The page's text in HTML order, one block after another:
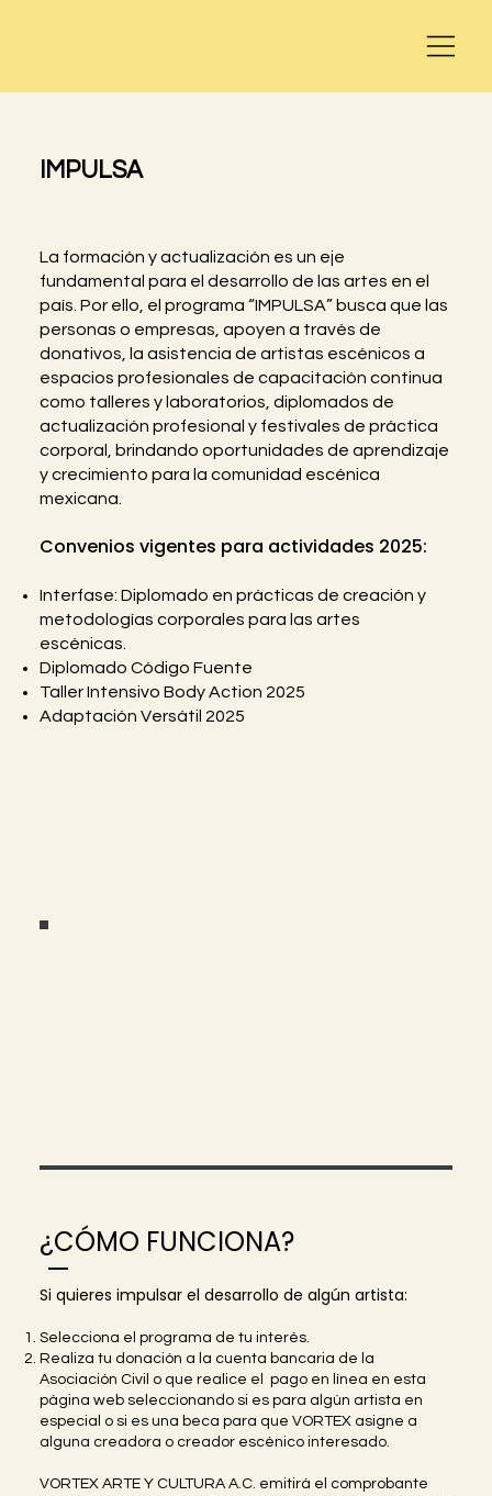
IMPULSA
La formación y actualización es un eje
fundamental para el desarrollo de las artes en el
país. Por ello, el programa “IMPULSA” busca que las
personas o empresas, apoyen a través de
donativos, la asistencia de artistas escénicos a
espacios profesionales de capacitación continua
como talleres y laboratorios, diplomados de
actualización profesional y festivales de práctica
corporal, brindando oportunidades de aprendizaje
y crecimiento para la comunidad escénica
mexicana.
Convenios vigentes para actividades 2025:
Interfase: Diplomado en prácticas de creación y
metodologías corporales para las artes
escénicas.
Diplomado Código Fuente
Taller Intensivo Body Action 2025
Adaptación Versátil 2025
¿CÓMO FUNCIONA?
—
Si quieres impulsar el desarrollo de algún artista:
Selecciona el programa de tu interés.
Realiza tu donación a la cuenta bancaria de la
Asociación Civil o que realice el pago en línea en esta
página web seleccionando si es para algún artista en
especial o si es una beca para que VORTEX asigne a
alguna creadora o creador escénico interesado.
VORTEX ARTE Y CULTURA A.C. emitirá el comprobante